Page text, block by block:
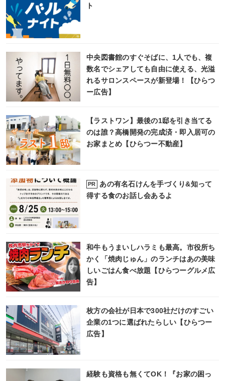
ト
中央図書館のすぐそばに、1人でも、複
数名でシェアしても自由に使える、光溢
れるサロンスペースが新登場！【ひらつ
ー広告】
【ラストワン】最後の1邸を引き当てる
のは誰？高橋開発の完成済・即入居可の
お家まとめ【ひらつー不動産】
PR
あの有名石けんを手づくり&知って
得する食のお話し会あるよ
和牛もうまいしハラミも最高。市役所ち
かく「焼肉じゅん」のランチはあの美味
しいごはん食べ放題【ひらつーグルメ広
告】
枚方の会社が日本で300社だけのすごい
企業の1つに選ばれたらしい【ひらつー
広告】
経験も資格も無くてOK！『お家の困っ